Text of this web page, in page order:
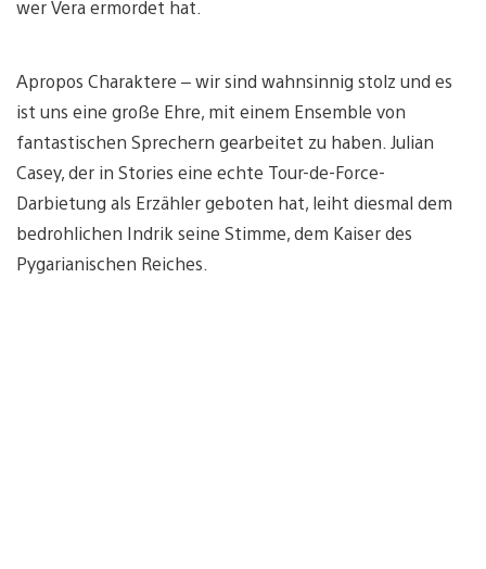
wer Vera ermordet hat.
Apropos Charaktere – wir sind wahnsinnig stolz und es
ist uns eine große Ehre, mit einem Ensemble von
fantastischen Sprechern gearbeitet zu haben. Julian
Casey, der in Stories eine echte Tour-de-Force-
Darbietung als Erzähler geboten hat, leiht diesmal dem
bedrohlichen Indrik seine Stimme, dem Kaiser des
Pygarianischen Reiches.